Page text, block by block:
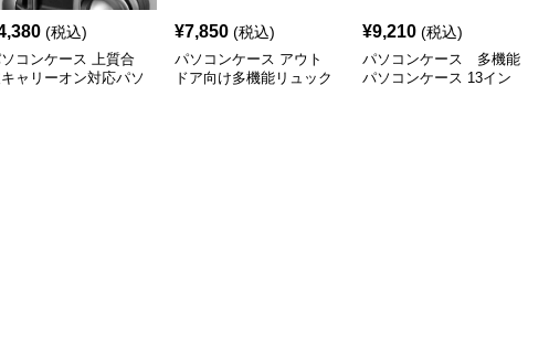
(税込)
コンケース 上質合
ャリーオン対応パソ
¥7,850 (税込)
パソコンケース アウト
ドア向け多機能リュック
¥9,210 (税込)
パソコンケース 多機能
パソコンケース 13イン